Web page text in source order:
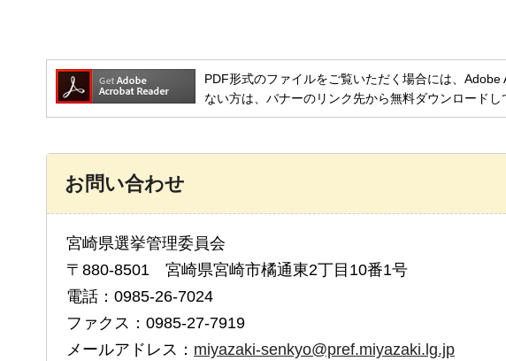
PDF形式のファイルをご覧いただく場合には、
ない方は、バナーのリンク先から無料ダウンロードし
お問い合わせ
宮崎県選挙管理委員会
〒880-8501 宮崎県宮崎市橘通東2丁目10番1号
電話：0985-26-7024
ファクス：0985-27-7919
メールアドレス： miyazaki-senkyo@pref.miyazaki.lg.jp